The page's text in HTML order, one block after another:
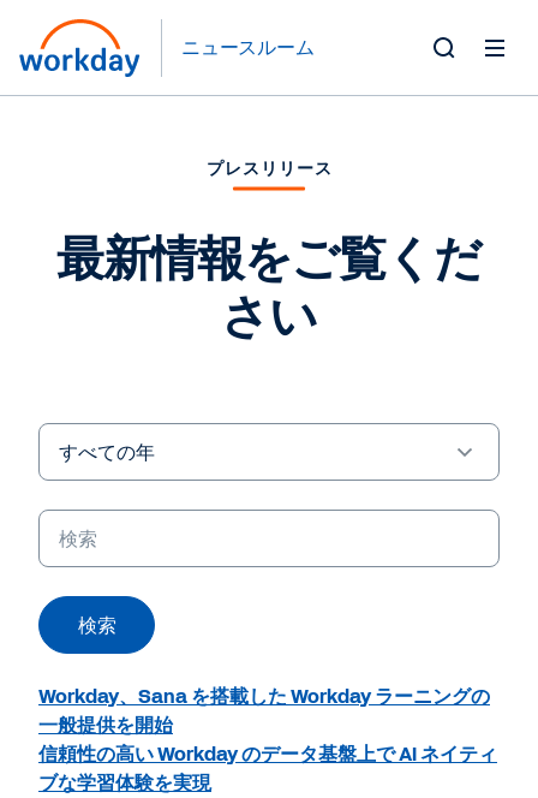
ニュースルーム
プレスリリース
最新情報をご覧くだ
さい
Year
キ
ー
ー
ド
検索
Workday、Sana を搭載した Workday ラーニングの
一般提供を開始
信頼性の高い Workday のデータ基盤上で AI ネイティ
ブな学習体験を実現